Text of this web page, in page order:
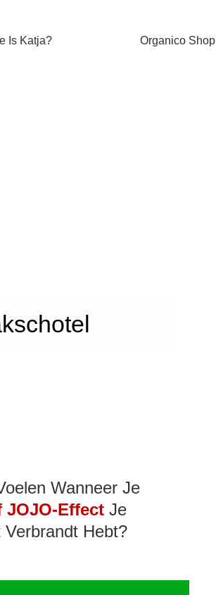
Is Katja? Organico Shop
Wanneer Je
JOJO-Effect Je
Hebt?